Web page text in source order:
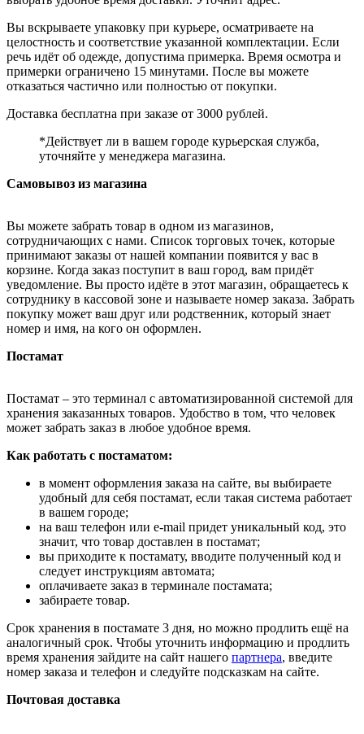
Вы вскрываете упаковку при курьере, осматриваете на
целостность и соответствие указанной комплектации. Если
речь идёт об одежде, допустима примерка. Время осмотра и
примерки ограничено 15 минутами. После вы можете
отказаться частично или полностью от покупки.
Доставка бесплатна при заказе от 3000 рублей.
*Действует ли в вашем городе курьерская служба,
уточняйте у менеджера магазина.
Самовывоз из магазина
Вы можете забрать товар в одном из магазинов,
сотрудничающих с нами. Список торговых точек, которые
принимают заказы от нашей компании появится у вас в
корзине. Когда заказ поступит в ваш город, вам придёт
уведомление. Вы просто идёте в этот магазин, обращаетесь к
сотруднику в кассовой зоне и называете номер заказа. Забрать
покупку может ваш друг или родственник, который знает
номер и имя, на кого он оформлен.
Постамат
Постамат – это терминал с автоматизированной системой для
хранения заказанных товаров. Удобство в том, что человек
может забрать заказ в любое удобное время.
Как работать с постаматом:
в момент оформления заказа на сайте, вы выбираете
удобный для себя постамат, если такая система работает
в вашем городе;
на ваш телефон или e-mail придет уникальный код, это
значит, что товар доставлен в постамат;
вы приходите к постамату, вводите полученный код и
следует инструкциям автомата;
оплачиваете заказ в терминале постамата;
забираете товар.
Срок хранения в постамате 3 дня, но можно продлить ещё на
аналогичный срок. Чтобы уточнить информацию и продлить
время хранения зайдите на сайт нашего партнера, введите
номер заказа и телефон и следуйте подсказкам на сайте.
Почтовая доставка